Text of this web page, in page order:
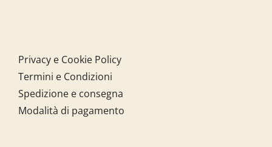
Privacy e Cookie Policy
Termini e Condizioni
Spedizione e consegna
Modalità di pagamento